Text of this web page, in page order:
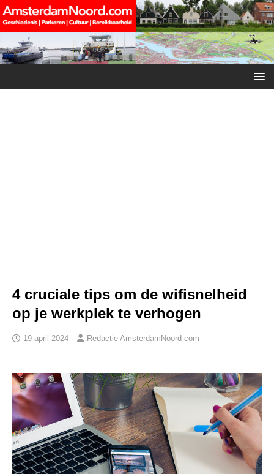
4 cruciale tips om de wifisnelheid
op je werkplek te verhogen
19 april 2024 Redactie AmsterdamNoord com